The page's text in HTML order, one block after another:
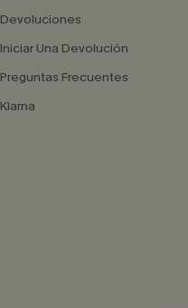
Devoluciones
Iniciar Una Devolución
Preguntas Frecuentes
Klarna